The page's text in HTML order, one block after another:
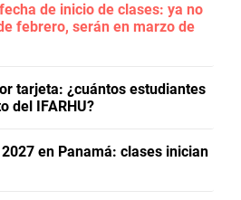
de inicio de clases: ya no
febrero, serán en marzo de
tarjeta: ¿cuántos estudiantes
del IFARHU?
en Panamá: clases inician